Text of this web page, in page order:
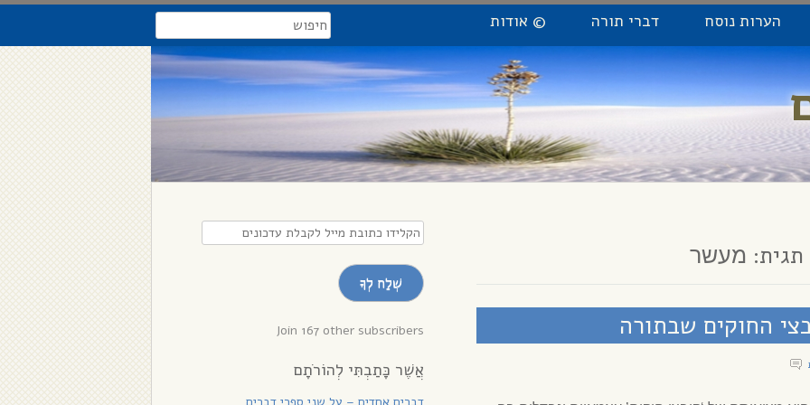
הערות נוסח דברי תורה © אודות search
תגית: מעשר
החוקים שבתורה
הקלידו
כתובת
מייל
לקבלת
עדכונים
שְׁלַח לְךָ
Join 167 other subscribers
אֲשֶׁר כָּתַבְתִּי לְהוֹרֹתָם